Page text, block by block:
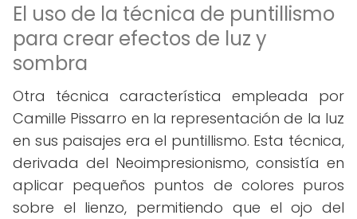
El uso de la técnica de puntillismo
para crear efectos de luz y
sombra
Otra técnica característica empleada por
Camille Pissarro en la representación de la luz
en sus paisajes era el puntillismo. Esta técnica,
derivada del Neoimpresionismo, consistía en
aplicar pequeños puntos de colores puros
sobre el lienzo, permitiendo que el ojo del